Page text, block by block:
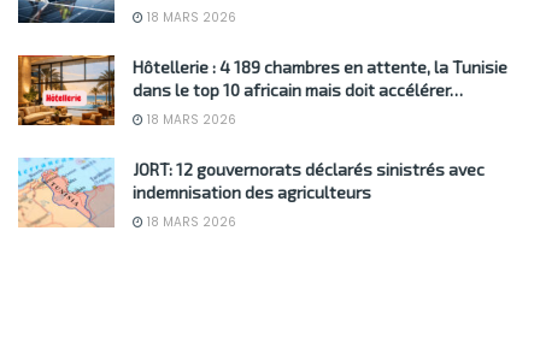
18 MARS 2026
Hôtellerie : 4 189 chambres en attente, la Tunisie
dans le top 10 africain mais doit accélérer…
18 MARS 2026
JORT: 12 gouvernorats déclarés sinistrés avec
indemnisation des agriculteurs
18 MARS 2026